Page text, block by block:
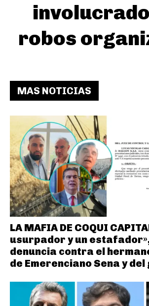
robos
MAS NOTICIAS
LA MAFIA DE COQUI
usurpador y un
denuncia contra el
de Emerenciano Sena y